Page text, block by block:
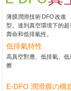
薄膜潤滑技術 DFO改進
型。達到真空環境下的超
壽命和低排氣性。
低排氣特性
高真空對應、低排氣、低
擦
E-DFO 潤滑膜の構